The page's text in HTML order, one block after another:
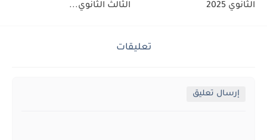
الثانوي 2025
الثالث الثانوي...
تعليقات
إرسال تعليق